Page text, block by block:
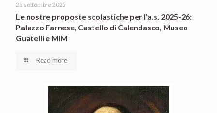
25 settembre 2025
Le nostre proposte scolastiche per l’a.s. 2025-26:
Palazzo Farnese, Castello di Calendasco, Museo
Guatelli e MIM
Read more